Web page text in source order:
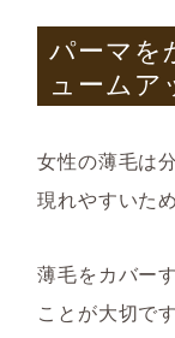
パーマを
ュームア
女性の薄毛は
現れやすいため
薄毛をカバー
ことが大切です